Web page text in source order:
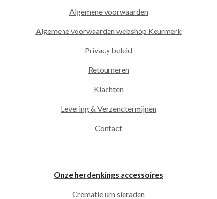
Algemene voorwaarden
Algemene voorwaarden webshop Keurmerk
Privacy beleid
Retourneren
Klachten
Levering & Verzendtermijnen
Contact
Onze herdenkings accessoires
Crematie urn sieraden